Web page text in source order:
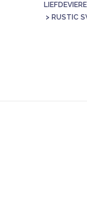
> RUSTIC